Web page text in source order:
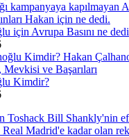
için Avrupa Basını ne dedi
Kimdir?